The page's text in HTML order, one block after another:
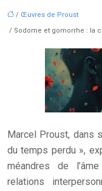
/ Œuvres de Proust
/ Sodome et gomorrhe : la
Marcel Proust, dans
du temps perdu »,
méandres de
relations